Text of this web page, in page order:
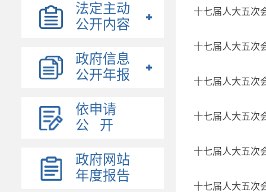
法定主动
公开内容
政府信息
公开年报
依申请
公 开
政府网站
年度报告
十七届人大五次
十七届人大五次
十七届人大五次
十七届人大五次
十七届人大五次
十七届人大五次